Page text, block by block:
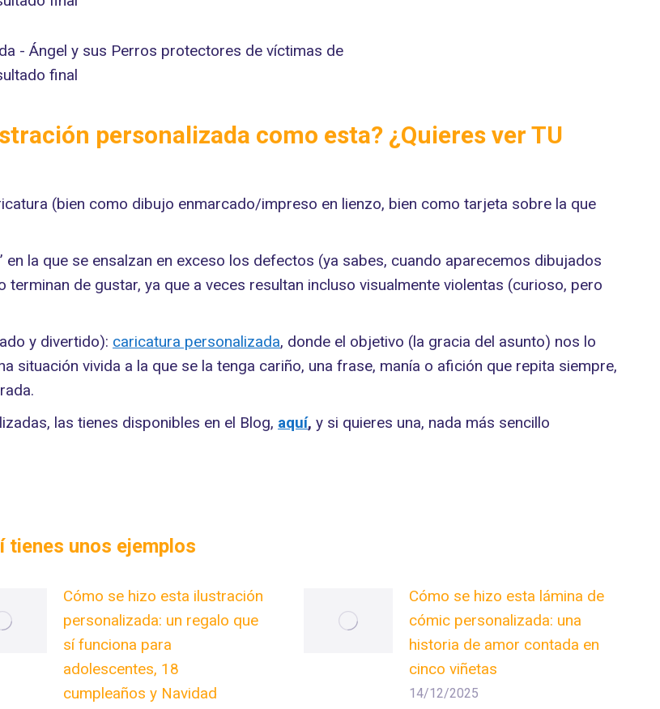
personalizada como esta? ¿Quieres ver TU
(bien como dibujo enmarcado/impreso en lienzo, bien como tarjeta sobre la que
la que se ensalzan en exceso los defectos (ya sabes, cuando aparecemos dibujados
de gustar, ya que a veces resultan incluso visualmente violentas (curioso, pero
y divertido): caricatura personalizada, donde el objetivo (la gracia del asunto) nos lo
situación vivida a la que se la tenga cariño, una frase, manía o afición que repita siempre,
las tienes disponibles en el Blog, aquí, y si quieres una, nada más sencillo
tienes unos ejemplos
Cómo se hizo esta ilustración
personalizada: un regalo que
sí funciona para
adolescentes, 18
cumpleaños y Navidad
Cómo se hizo esta lámina de
cómic personalizada: una
historia de amor contada en
cinco viñetas
14/12/2025